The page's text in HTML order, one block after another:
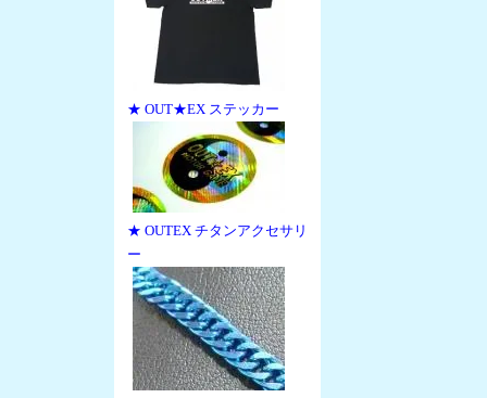
★ OUT★EX ステッカー
★ OUTEX チタンアクセサリ
ー